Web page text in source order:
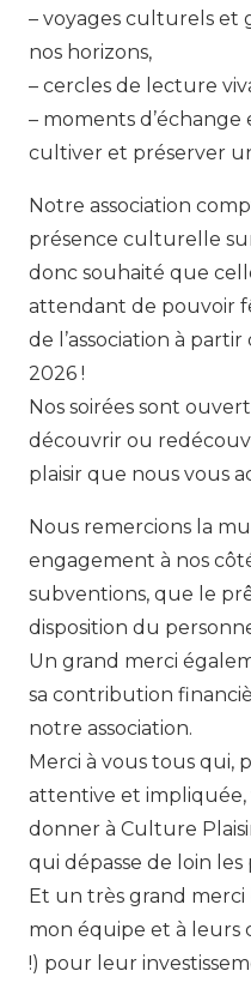
– voyages culturels et
nos horizons,
– cercles de lecture
– moments
cultiver et préserver
Notre association
présence culturelle
donc souhaité que
attendant de pouvoir
de l’association à
2026 !
Nos soirées sont
découvrir ou
plaisir que nous vous
Nous remercions la
engagement à nos
subventions, que le
disposition du
Un grand merci
sa contribution
notre association.
Merci à vous tous qui,
attentive et impliquée,
donner à Culture
qui dépasse de loin
Et un très grand
mon équipe et à leurs
!) pour leur